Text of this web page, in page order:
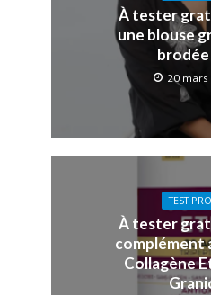
À tester
une blouse
brodée
20 mars
TEST
À tester
complément
Collagène